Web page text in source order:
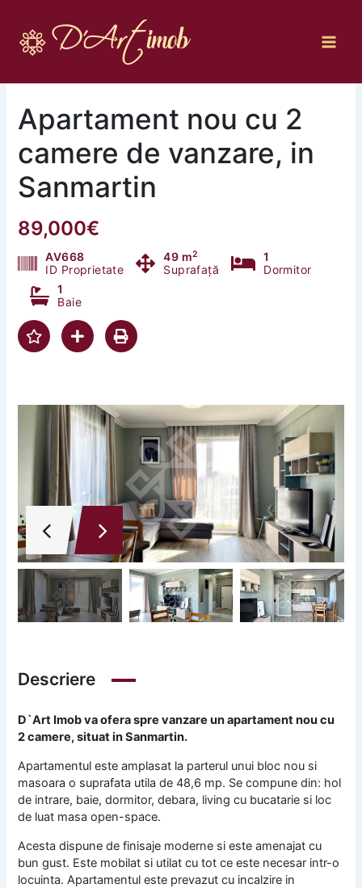
content
Apartament nou cu 2
camere de vanzare, in
Sanmartin
89,000€
AV668
ID Proprietate
49 m2
Suprafață
1
Dormitor
1
Baie
Descriere
D`Art Imob va oferaspre vanzare un apartament nou cu
2 camere, situat in Sanmartin.
Apartamentul este amplasat la parterul unui bloc nou si
masoara o suprafata utila de 48,6 mp. Se compune din: hol
de intrare, baie, dormitor, debara, living cu bucatarie si loc
de luat masa open-space.
Acesta dispune de finisaje moderne si este amenajat cu
bun gust. Este mobilat si utilat cu tot ce este necesar intr-o
locuinta. Apartamentul este prevazut cu incalzire in